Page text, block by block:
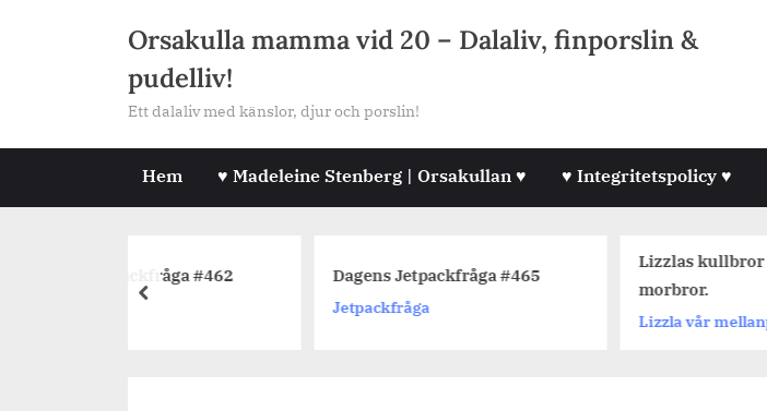
Orsakulla mamma vid 20 – Dalaliv, finporslin &
pudelliv!
Ett dalaliv med känslor, djur och porslin!
Hem ♥ Madeleine Stenberg | Orsakullan ♥ ♥ Integritetspolicy ♥
Dagens Jetpackfråga #465
Lizzlas kullbror Ior, Wemby
Lizzla vår mellanpudel
prev